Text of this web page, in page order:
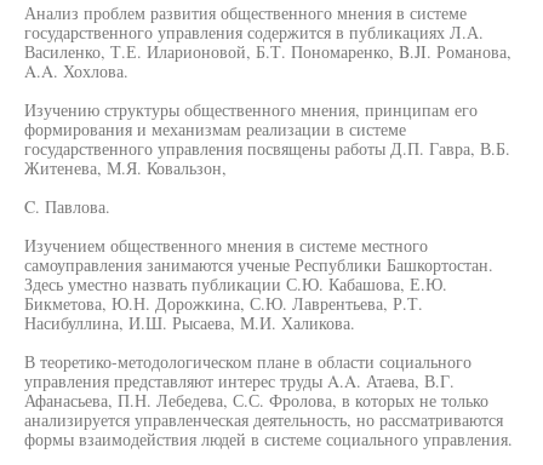
Анализ проблем развития общественного мнения в системе
государственного управления содержится в публикациях Л.А.
Василенко, Т.Е. Иларионовой, Б.Т. Пономаренко, B.JI. Романова,
A.A. Хохлова.
Изучению структуры общественного мнения, принципам его
формирования и механизмам реализации в системе
государственного управления посвящены работы Д.П. Гавра, В.Б.
Житенева, М.Я. Ковальзон,
C. Павлова.
Изучением общественного мнения в системе местного
самоуправления занимаются ученые Республики Башкортостан.
Здесь уместно назвать публикации С.Ю. Кабашова, Е.Ю.
Бикметова, Ю.Н. Дорожкина, С.Ю. Лаврентьева, Р.Т.
Насибуллина, И.Ш. Рысаева, М.И. Халикова.
В теоретико-методологическом плане в области социального
управления представляют интерес труды A.A. Атаева, В.Г.
Афанасьева, П.Н. Лебедева, С.С. Фролова, в которых не только
анализируется управленческая деятельность, но рассматриваются
формы взаимодействия людей в системе социального управления.